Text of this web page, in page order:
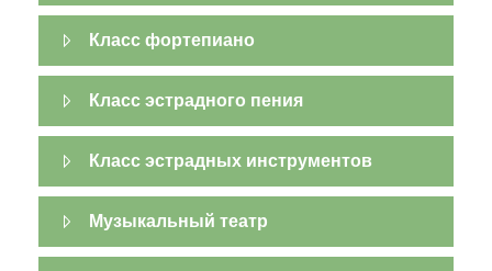
Класс фортепиано
Класс эстрадного пения
Класс эстрадных инструментов
Музыкальный театр